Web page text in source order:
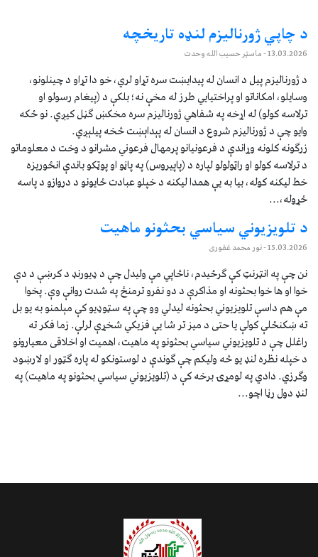
د چاپي ژورناليزم لنډه تاریخچه
13.03.2026- ماسټر حسیب الله وحدت
د ژورناليزم پیل د انسان له پیدایښت سره تړاو لري، خو دا تړاو د چینلونو،
وسایلو، امکاناتو او پراختيايي طرز له مخې نه؛ بلکې د (پیغام رسولو او
ترلاسه کولو) له اړخه په شفاهي ژورناليزم سره مخکښ ګڼل کیږي. نو ځکه
وايو چې د ژورناليزم شروع د انسان له پېداېښت څخه پيلېږي.
زرګونه کلونه وړاندې د فرعونيانو پرمهال فرعوني مشرانو د وخت د معلوماتو
د ترلاسه کولو او راټولولو لپاره د (پاپیروس) په پاڼو او پوټکو باندې انځوریزه
خط ليکنه کوله، بیا به یې همدا لیکنه د خپلو عبادت ځايونو د دروازو د پاسه
ځړوله،...
د تلویزیوني سیاسي بحثونو ماهیت
15.03.2026- نور محمد غفوری
نن چې په انټرنټ کې ګرځیدم، ناڅاپي مې ولیدل چې د ډیورنډ د کرښې د دې
خوا او ها خوا بحثونه او مذاکرې د دو نفرو ترمنځ په شدت روانې وې. پخوا
مې هم داسې تلویزیوني بحثونه لیدلي وو چې په سټوډیو کې مېلمنو به یو بل
ته ښکنځلې کولې یا حتی د میز تر شا یې فزیکي شخړې لرلې. زما فکر ته
راغلل چې د تلویزیوني سیاسي بحثونو په ماهیت، اهمیت او اخلاقی معیارونو
د خپله نظره لنډ یو څه ولیکم چې ګوندې د لوستونکو له پاره ګټور او لارښود
وګرزي. دادي په لومړۍ برخه کې د (تلویزیوني سیاسي بحثونو په ماهیت) په
لنډ دول رڼا اچو...